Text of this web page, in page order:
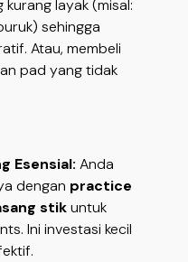
layak (misal:
sehingga
Atau, membeli
pad yang tidak
Esensial: Anda
dengan practice
stikuntuk
Ini investasi kecil